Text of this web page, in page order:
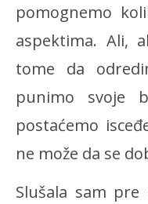
pomognemo
aspektima. Ali,
tome da
punimo svoje
postaćemo
ne može da se
Slušala sam